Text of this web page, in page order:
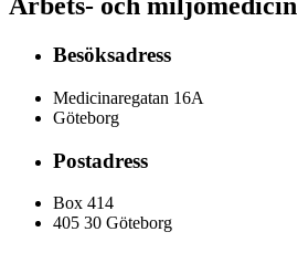
Arbets- och miljömedicin
Besöksadress
Medicinaregatan 16A
Göteborg
Postadress
Box 414
405 30 Göteborg